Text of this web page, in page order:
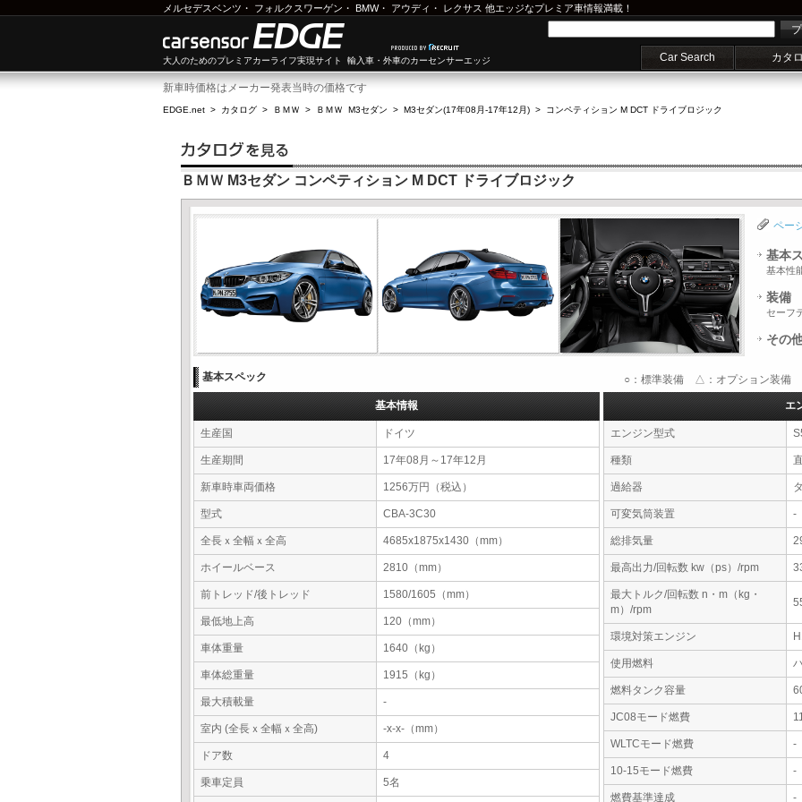
メルセデスベンツ ・ フォルクスワーゲン ・ BMW・ アウディ ・ レクサス 他エッジなプレミア車情報満載！
大人のためのプレミアカーライフ実現サイト 輸入車・外車のカーセンサーエッジ Car Search カタ
新車時価格はメーカー発表当時の価格です
EDGE.net > カタログ > ＢＭＷ > ＢＭＷ M3セダン > M3セダン(17年08月-17年12月) > コンペティション M DCT ドライブロジック
ＢＭＷ M3セダン コンペティション M DCT ドライブロジック
ペー
基本
基本性
装備
セーフ
その
基本スペック ○：標準装備 △：オプション装備 -
基本情報
生産国 ドイツ
生産期間 17年08月～17年12月
新車時車両価格 1256万円（税込）
型式 CBA-3C30
全長ｘ全幅ｘ全高 4685x1875x1430（mm）
ホイールベース 2810（mm）
前トレッド/後トレッド 1580/1605（mm）
最低地上高 120（mm）
車体重量 1640（kg）
車体総重量 1915（kg）
最大積載量 -
室内 (全長ｘ全幅ｘ全高) -x-x-（mm）
ドア数 4
乗車定員 5名
エ
エンジン型式
種類
過給器
可変気筒装置 -
総排気量
最高出力/回転数 kw（ps）/rpm
最大トルク/回転数 n・m（kg・
m）/rpm
環境対策エンジン
使用燃料
燃料タンク容量
JC08モード燃費
WLTCモード燃費 -
10-15モード燃費 -
燃費基準達成 -